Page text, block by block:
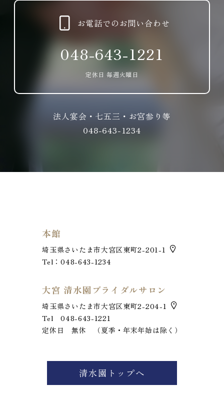
お電話でのお問い合わせ
048-643-1221
定休日 毎週火曜日
お電話でのお問い合わせ
048-643-1221
定休日 毎週火曜日
法人宴会・七五三・お宮参り等
048-643-1234
本館
埼玉県さいたま市大宮区東町2-201-1
Tel：048-643-1234
大宮 清水園ブライダルサロン
埼玉県さいたま市大宮区東町2-204-1
Tel 048-643-1221
定休日 無休 （夏季・年末年始は除く）
清水園トップへ